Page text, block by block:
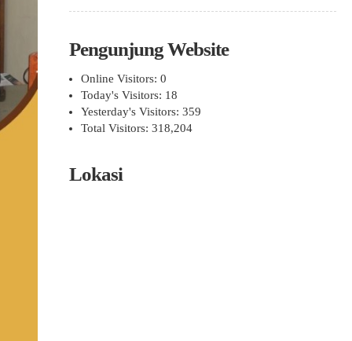
Pengunjung Website
Online Visitors: 0
Today's Visitors: 18
Yesterday's Visitors: 359
Total Visitors: 318,204
Lokasi